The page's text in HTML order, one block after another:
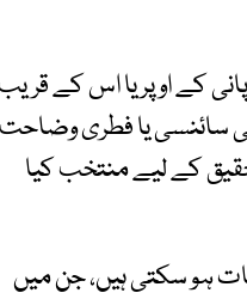
کے اوپر یا اس کے
سائنسی یا فطری وضاحت
کے لیے منتخب کیا
ہو سکتی ہیں، جن میں